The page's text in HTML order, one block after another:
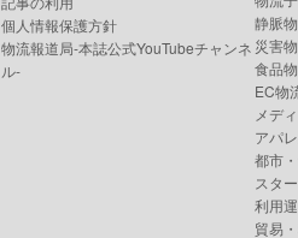
個人情報保護方針
物流報道局-本誌公式YouTubeチャンネ
ル-
静脈
災害
食品
EC物
メデ
アパ
都市
スタ
利用
貿易